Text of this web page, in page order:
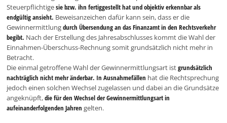
Steuerpflichtigesie bzw. ihn fertiggestellt hat und objektiv erkennbar als
endgültig ansieht. Beweisanzeichen dafür kann sein, dass er die
Gewinnermittlungdurch Übersendung an das Finanzamt in den Rechtsverkehr
begibt. Nach der Erstellung des Jahresabschlusses kommt die Wahl der
Einnahmen-Überschuss-Rechnung somit grundsätzlich nicht mehr in
Betracht.
Die einmal getroffene Wahl der Gewinnermittlungsart istgrundsätzlich
nachträglich nicht mehr änderbar. In Ausnahmefällen hat die Rechtsprechung
jedoch einen solchen Wechsel zugelassen und dabei an die Grundsätze
angeknüpft,die für den Wechsel der Gewinnermittlungsart in
aufeinanderfolgenden Jahren gelten.